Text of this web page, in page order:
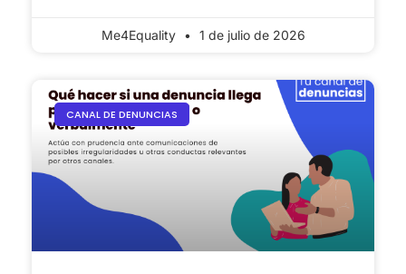
Me4Equality 1 de julio de 2026
CANAL DE DENUNCIAS